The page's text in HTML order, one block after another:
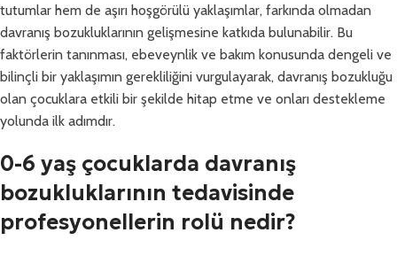
tutumlar hem de aşırı hoşgörülü yaklaşımlar, farkında olmadan
davranış bozukluklarının gelişmesine katkıda bulunabilir. Bu
faktörlerin tanınması, ebeveynlik ve bakım konusunda dengeli ve
bilinçli bir yaklaşımın gerekliliğini vurgulayarak, davranış bozukluğu
olan çocuklara etkili bir şekilde hitap etme ve onları destekleme
yolunda ilk adımdır.
0-6 yaş çocuklarda davranış
bozukluklarının tedavisinde
profesyonellerin rolü nedir?